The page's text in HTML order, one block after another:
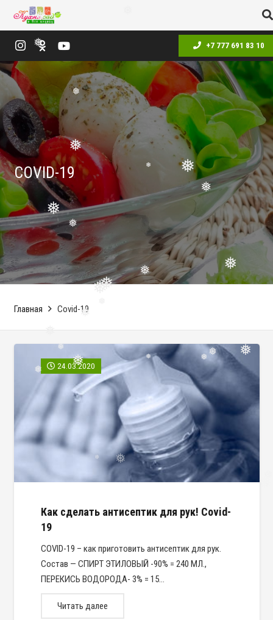
❅
❅
❅
❅
❅
❅ ❅❅
❅
❅
❅
❅
❅
❅
❅
❅
❅
❅
❅
❅
❅
+7 777 691 83 10
COVID-19
Главная Covid-19
24.03.2020
Как сделать антисептик для рук! Covid-
19
COVID-19 – как приготовить антисептик для рук.
Состав — СПИРТ ЭТИЛОВЫЙ -90% = 240 МЛ.,
ПЕРЕКИСЬ ВОДОРОДА- 3% = 15…
Читать далее